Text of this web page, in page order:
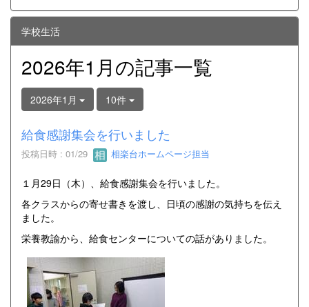
学校生活
2026年1月の記事一覧
2026年1月 10件
給食感謝集会を行いました
投稿日時 : 01/29 相楽台ホームページ担当
１月29日（木）、給食感謝集会を行いました。
各クラスからの寄せ書きを渡し、日頃の感謝の気持ちを伝え
ました。
栄養教諭から、給食センターについての話がありました。